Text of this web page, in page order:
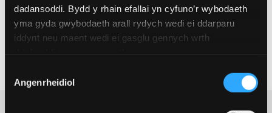
dadansoddi. Bydd y rhain efallai yn cyfuno’r wybodaeth
yma gyda gwybodaeth arall rydych wedi ei ddarparu
iddynt neu maent wedi ei gasglu gennych wrth
Caniatâd
Angenrheidiol
MWY AM EIN HYMCHWIL